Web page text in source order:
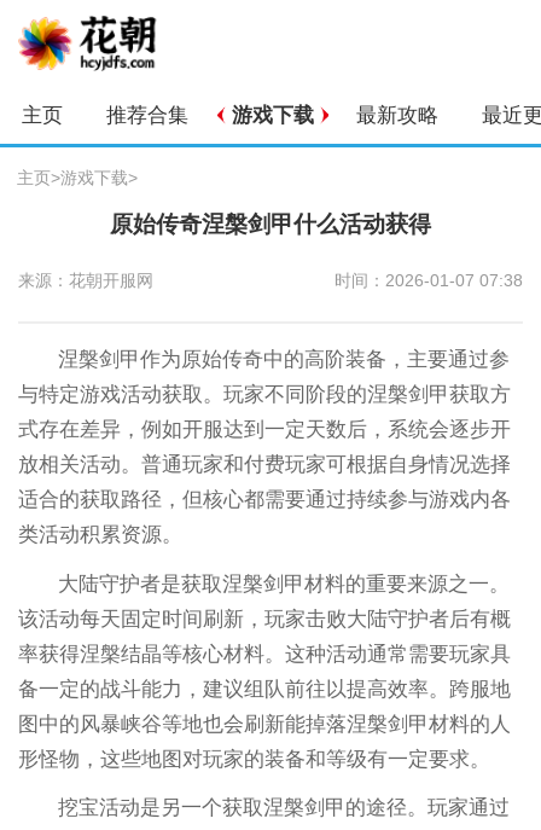
主页 推荐合集 游戏下载 最新攻略 最近
主页>游戏下载>
原始传奇涅槃剑甲什么活动获得
来源：花朝开服网 时间：2026-01-07 07:38
涅槃剑甲作为原始传奇中的高阶装备，主要通过参
与特定游戏活动获取。玩家不同阶段的涅槃剑甲获取方
式存在差异，例如开服达到一定天数后，系统会逐步开
放相关活动。普通玩家和付费玩家可根据自身情况选择
适合的获取路径，但核心都需要通过持续参与游戏内各
类活动积累资源。
大陆守护者是获取涅槃剑甲材料的重要来源之一。
该活动每天固定时间刷新，玩家击败大陆守护者后有概
率获得涅槃结晶等核心材料。这种活动通常需要玩家具
备一定的战斗能力，建议组队前往以提高效率。跨服地
图中的风暴峡谷等地也会刷新能掉落涅槃剑甲材料的人
形怪物，这些地图对玩家的装备和等级有一定要求。
挖宝活动是另一个获取涅槃剑甲的途径。玩家通过